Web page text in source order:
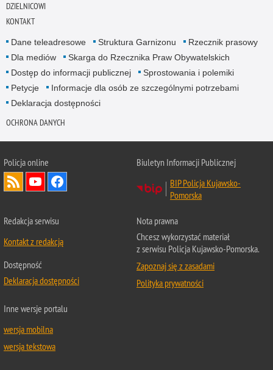
DZIELNICOWI
KONTAKT
Dane teleadresowe Struktura Garnizonu
Rzecznik prasowy
Dla mediów
Skarga do Rzecznika Praw Obywatelskich
Dostęp do informacji publicznej
Sprostowania i polemiki
Petycje
Informacje dla osób ze szczególnymi potrzebami
Deklaracja dostępności
OCHRONA DANYCH
Policja online
Biuletyn Informacji Publicznej
BIP Policja Kujawsko-
Pomorska
Redakcja serwisu
Kontakt z redakcją
Dostępność
Deklaracja dostępności
Nota prawna
Chcesz wykorzystać materiał
z serwisu Policja Kujawsko-Pomorska.
Zapoznaj się z zasadami
Polityka prywatności
Inne wersje portalu
wersja mobilna
wersja tekstowa